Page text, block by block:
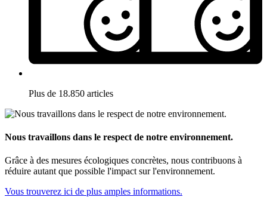
Plus de 18.850 articles
Nous travaillons dans le respect de notre environnement.
Grâce à des mesures écologiques concrètes, nous contribuons à
réduire autant que possible l'impact sur l'environnement.
Vous trouverez ici de plus amples informations.